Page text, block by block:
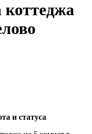
коттеджа
и статуса